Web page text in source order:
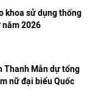
khoa sử dụng thống
2026
Thanh Mẫn dự tổng
nữ đại biểu Quốc